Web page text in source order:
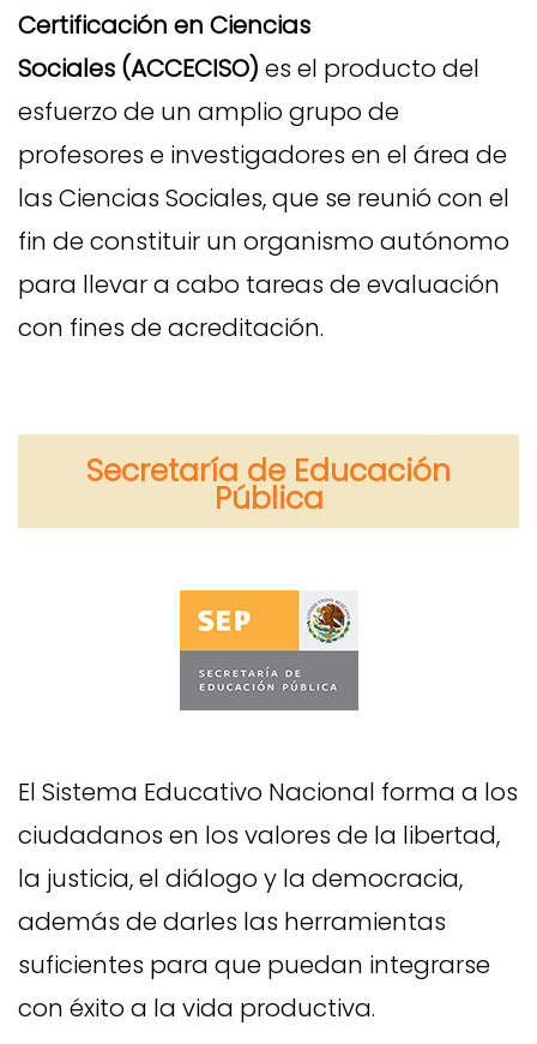
Certificación en Ciencias
Sociales (ACCECISO) es el producto del
esfuerzo de un amplio grupo de
profesores e investigadores en el área de
las Ciencias Sociales, que se reunió con el
fin de constituir un organismo autónomo
para llevar a cabo tareas de evaluación
con fines de acreditación.
Secretaría de Educación
Pública
El Sistema Educativo Nacional forma a los
ciudadanos en los valores de la libertad,
la justicia, el diálogo y la democracia,
además de darles las herramientas
suficientes para que puedan integrarse
con éxito a la vida productiva.